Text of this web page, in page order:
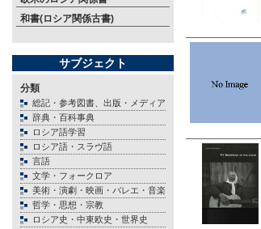
和書(ロシア関係古書)
サブジェクト
分類
総記・参考図書、出版・メディア
辞典・百科事典
ロシア語学習
ロシア語・スラヴ語
言語
文学・フォークロア
美術・演劇・映画・バレエ・音楽
哲学・思想・宗教
ロシア史・中東欧史・世界史